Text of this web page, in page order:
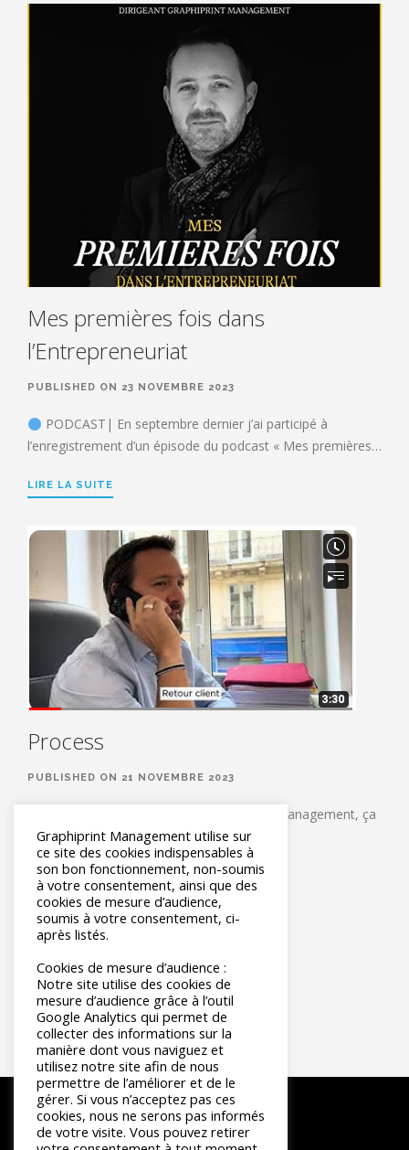
Mes premières fois dans
l’Entrepreneuriat
PUBLISHED ON 23 NOVEMBRE 2023
PODCAST| En septembre dernier j’ai participé à
l’enregistrement d’un épisode du podcast « Mes premières…
LIRE LA SUITE
Process
PUBLISHED ON 21 NOVEMBRE 2023
#𝗣𝗥𝗢𝗖𝗘𝗦𝗦 | Un projet chez Graphiprint Management, ça
se passe comment ?
LIRE LA SUITE
Graphiprint Management utilise sur
ce site des cookies indispensables à
son bon fonctionnement, non-soumis
à votre consentement, ainsi que des
cookies de mesure d’audience,
soumis à votre consentement, ci-
après listés.
Cookies de mesure d’audience :
Notre site utilise des cookies de
mesure d’audience grâce à l’outil
Google Analytics qui permet de
collecter des informations sur la
manière dont vous naviguez et
utilisez notre site afin de nous
permettre de l’améliorer et de le
gérer. Si vous n’acceptez pas ces
cookies, nous ne serons pas informés
de votre visite. Vous pouvez retirer